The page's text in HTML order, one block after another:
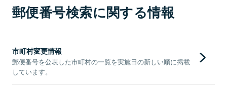
郵便番号検索に関する情報
市町村変更情報
郵便番号を公表した市町村の一覧を実施日の新しい順に掲載
しています。